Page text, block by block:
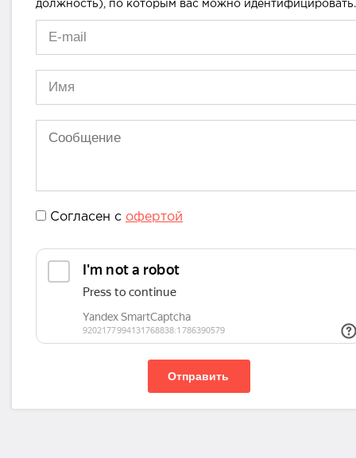
должность), по которым вас можно идентифицировать.
Согласен с офертой
Отправить